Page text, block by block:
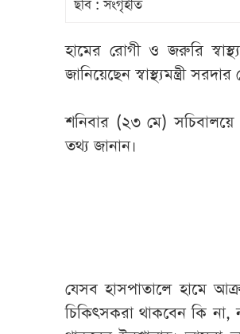
ছবি : সংগৃহীত
হামের রোগী ও জরুরি
জানিয়েছেন স্বাস্থ্যমন্ত্রী
শনিবার (২৩ মে) সচিবালয়ে
তথ্য জানান।
যেসব হাসপাতালে হামে
চিকিৎসকরা থাকবেন কি না,